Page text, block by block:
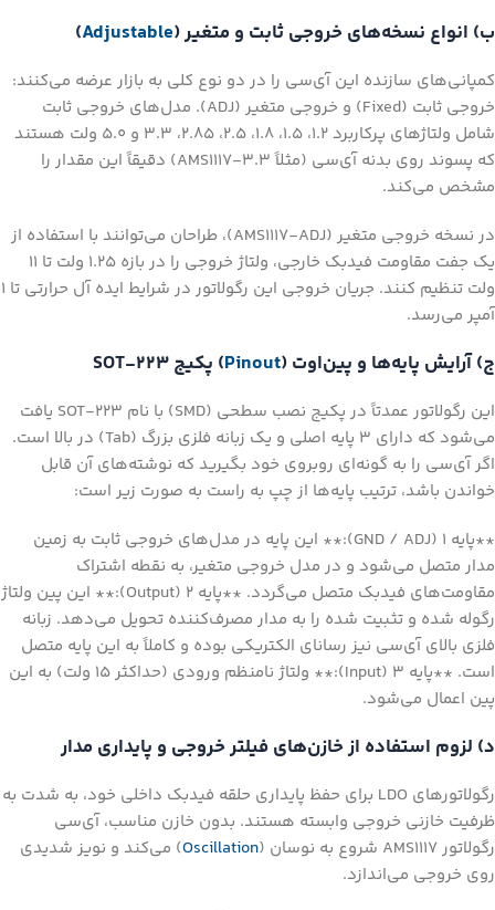
ب) انواع نسخه‌های خروجی ثابت و متغیر (Adjustable
)
کمپانی‌های سازنده این آی‌سی را در دو نوع کلی به بازار عرضه می‌کنند:
خروجی ثابت (Fixed) و خروجی متغیر (ADJ). مدل‌های خروجی ثابت
شامل ولتاژهای پرکاربرد ۱.۲، ۱.۵، ۱.۸، ۲.۵، ۲.۸۵، ۳.۳ و ۵.۰ ولت هستند
که پسوند روی بدنه آی‌سی (مثلاً AMS1117-3.3) دقیقاً این مقدار را
مشخص می‌کند.
در نسخه خروجی متغیر (AMS1117-ADJ)، طراحان می‌توانند با استفاده از
یک جفت مقاومت فیدبک خارجی، ولتاژ خروجی را در بازه ۱.۲۵ ولت تا ۱۱
ولت تنظیم کنند. جریان خروجی این رگولاتور در شرایط ایده آل حرارتی تا ۱
آمپر می‌رسد.
ج) آرایش پایه‌ها و پین‌اوت (Pinout) پکیج SOT-223
این رگولاتور عمدتاً در پکیج نصب سطحی (SMD) با نام SOT-223 یافت
می‌شود که دارای ۳ پایه اصلی و یک زبانه فلزی بزرگ (Tab) در بالا است.
اگر آی‌سی را به گونه‌ای روبروی خود بگیرید که نوشته‌های آن قابل
خواندن باشد، ترتیب پایه‌ها از چپ به راست به صورت زیر است:
**پایه ۱ (GND / ADJ):** این پایه در مدل‌های خروجی ثابت به زمین
مدار متصل می‌شود و در مدل خروجی متغیر، به نقطه اشتراک
مقاومت‌های فیدبک متصل می‌گردد. **پایه ۲ (Output):** این پین ولتاژ
رگوله شده و تثبیت شده را به مدار مصرف‌کننده تحویل می‌دهد. زبانه
فلزی بالای آی‌سی نیز رسانای الکتریکی بوده و کاملاً به این پایه متصل
است. **پایه ۳ (Input):** ولتاژ نامنظم ورودی (حداکثر ۱۵ ولت) به این
پین اعمال می‌شود.
د) لزوم استفاده از خازن‌های فیلتر خروجی و پایداری مدار
رگولاتورهای LDO برای حفظ پایداری حلقه فیدبک داخلی خود، به شدت به
ظرفیت خازنی خروجی وابسته هستند. بدون خازن مناسب، آی‌سی
رگولاتور AMS1117 شروع به نوسان (
Oscillation) می‌کند و نویز شدیدی
روی خروجی می‌اندازد.